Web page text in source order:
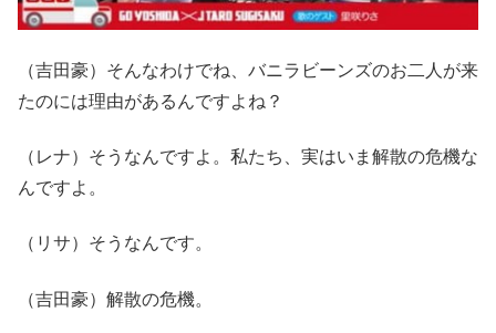
（吉田豪）そんなわけでね、バニラビーンズのお二人が来
たのには理由があるんですよね？
（レナ）そうなんですよ。私たち、実はいま解散の危機な
んですよ。
（リサ）そうなんです。
（吉田豪）解散の危機。